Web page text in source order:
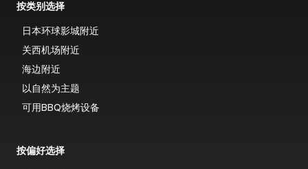
按类别选择
日本环球影城附近
关西机场附近
海边附近
以自然为主题
可用BBQ烧烤设备
按偏好选择